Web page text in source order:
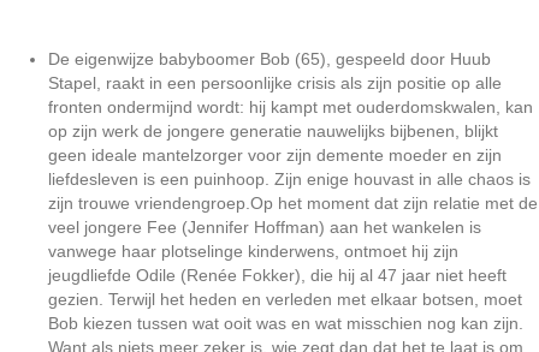
De eigenwijze babyboomer Bob (65), gespeeld door Huub
Stapel, raakt in een persoonlijke crisis als zijn positie op alle
fronten ondermijnd wordt: hij kampt met ouderdomskwalen, kan
op zijn werk de jongere generatie nauwelijks bijbenen, blijkt
geen ideale mantelzorger voor zijn demente moeder en zijn
liefdesleven is een puinhoop. Zijn enige houvast in alle chaos is
zijn trouwe vriendengroep.Op het moment dat zijn relatie met de
veel jongere Fee (Jennifer Hoffman) aan het wankelen is
vanwege haar plotselinge kinderwens, ontmoet hij zijn
jeugdliefde Odile (Renée Fokker), die hij al 47 jaar niet heeft
gezien. Terwijl het heden en verleden met elkaar botsen, moet
Bob kiezen tussen wat ooit was en wat misschien nog kan zijn.
Want als niets meer zeker is, wie zegt dan dat het te laat is om